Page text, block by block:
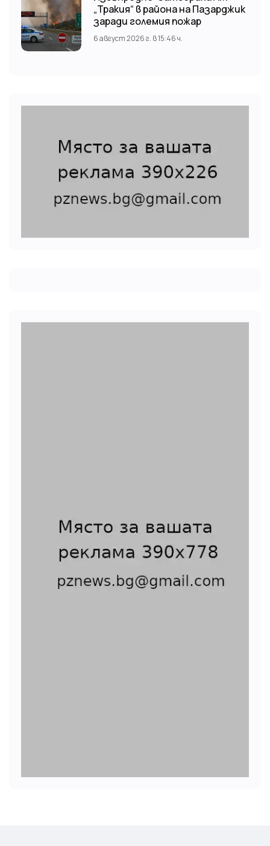
„Тракия“ в района на Пазарджик
заради големия пожар
6 август 2026 г. в 15:46 ч.